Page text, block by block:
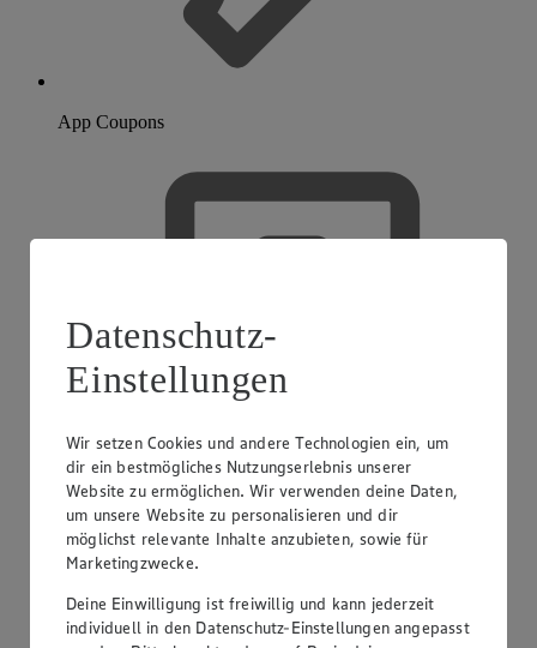
App Coupons
Datenschutz-
Einstellungen
Wir setzen Cookies und andere Technologien ein, um
dir ein bestmögliches Nutzungserlebnis unserer
Website zu ermöglichen. Wir verwenden deine Daten,
um unsere Website zu personalisieren und dir
möglichst relevante Inhalte anzubieten, sowie für
Marketingzwecke.
Deine Einwilligung ist freiwillig und kann jederzeit
individuell in den Datenschutz-Einstellungen angepasst